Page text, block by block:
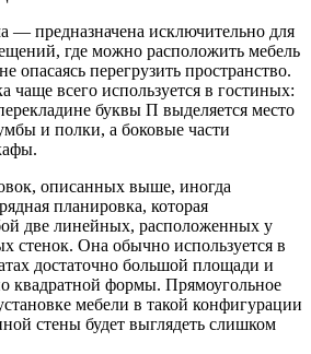
— предназначена исключительно для
где можно расположить мебель
опасаясь перегрузить пространство.
чаще всего используется в гостиных:
буквы П выделяется место
и полки, а боковые части
описанных выше, иногда
планировка, которая
две линейных, расположенных у
стенок. Она обычно используется в
достаточно большой площади и
квадратной формы. Прямоугольное
мебели в такой конфигурации
стены будет выглядеть слишком